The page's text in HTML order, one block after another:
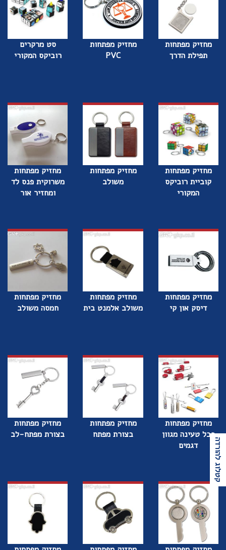
קטלוג להורדה
מחזיק מפתחות
תפילת הדרך
מחזיק מפתחות
PVC
סט מרקרים
רוביקס המקורי
מחזיק מפתחות
קוביית רוביקס
המקורי
מחזיק מפתחות
משולב
מחזיק מפתחות
משרוקית פנס לד
ומחזיר אור
מחזיק מפתחות
דיסק און קי
מחזיק מפתחות
משולב אלמנט בית
מחזיק מפתחות
חמסה משולב
מחזיק מפתחות
כבל טעינה מגוון
דגמים
מחזיק מפתחות
בצורת מפתח
מחזיק מפתחות
בצורת מפתח-לב